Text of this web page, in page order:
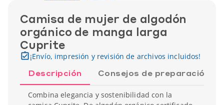
Camisa de mujer de algodón
orgánico de manga larga
Cuprite
¡Envío, impresión y revisión de archivos incluidos!
Descripción Consejos de preparación
Combina elegancia y sostenibilidad con la